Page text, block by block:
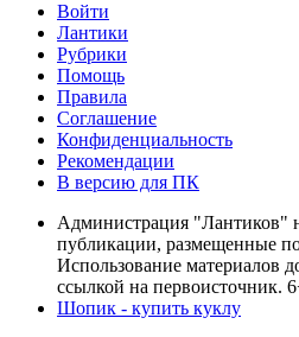
Войти
Лантики
Рубрики
Помощь
Правила
Соглашение
Конфиденциальность
Рекомендации
В версию для ПК
Администрация "Лантиков"
публикации, размещенные
Использование материалов
ссылкой на первоисточник.
Шопик - купить куклу